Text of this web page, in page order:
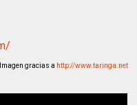
Imagen gracias a http://www.taringa.net